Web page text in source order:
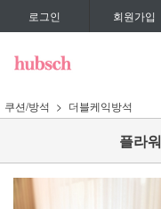
로그인 회원가입
쿠션/방석 더블케익방석
플라